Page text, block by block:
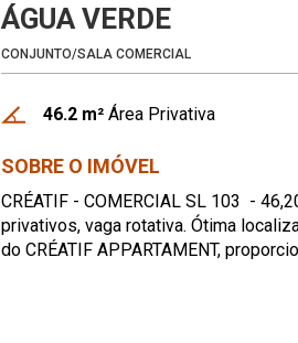
ÁGUA VERDE
CONJUNTO/SALA COMERCIAL
46.2 m² Área Privativa
SOBRE O IMÓVEL
CRÉATIF - COMERCIAL SL 103 -
privativos, vaga rotativa. Ótima
do CRÉATIF APPARTAMENT,